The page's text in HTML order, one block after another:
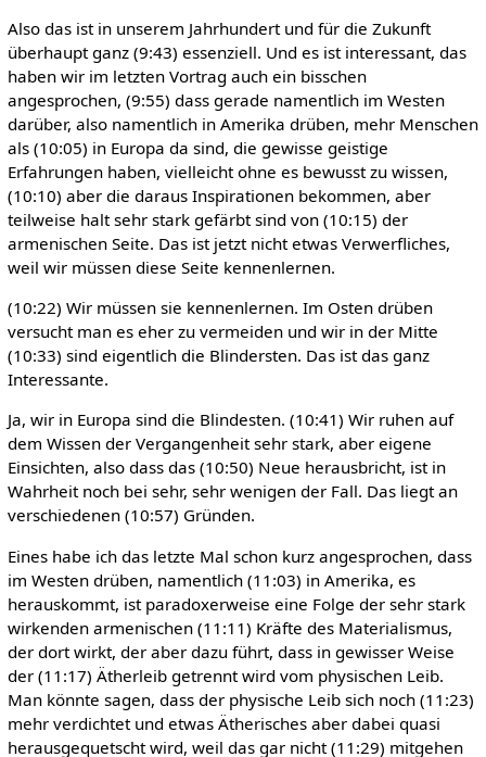
Also das ist in unserem Jahrhundert und für die Zukunft
überhaupt ganz (9:43) essenziell. Und es ist interessant, das
haben wir im letzten Vortrag auch ein bisschen
angesprochen, (9:55) dass gerade namentlich im Westen
darüber, also namentlich in Amerika drüben, mehr Menschen
als (10:05) in Europa da sind, die gewisse geistige
Erfahrungen haben, vielleicht ohne es bewusst zu wissen,
(10:10) aber die daraus Inspirationen bekommen, aber
teilweise halt sehr stark gefärbt sind von (10:15) der
armenischen Seite. Das ist jetzt nicht etwas Verwerfliches,
weil wir müssen diese Seite kennenlernen.
(10:22) Wir müssen sie kennenlernen. Im Osten drüben
versucht man es eher zu vermeiden und wir in der Mitte
(10:33) sind eigentlich die Blindersten. Das ist das ganz
Interessante.
Ja, wir in Europa sind die Blindesten. (10:41) Wir ruhen auf
dem Wissen der Vergangenheit sehr stark, aber eigene
Einsichten, also dass das (10:50) Neue herausbricht, ist in
Wahrheit noch bei sehr, sehr wenigen der Fall. Das liegt an
verschiedenen (10:57) Gründen.
Eines habe ich das letzte Mal schon kurz angesprochen, dass
im Westen drüben, namentlich (11:03) in Amerika, es
herauskommt, ist paradoxerweise eine Folge der sehr stark
wirkenden armenischen (11:11) Kräfte des Materialismus,
der dort wirkt, der aber dazu führt, dass in gewisser Weise
der (11:17) Ätherleib getrennt wird vom physischen Leib.
Man könnte sagen, dass der physische Leib sich noch (11:23)
mehr verdichtet und etwas Ätherisches aber dabei quasi
herausgequetscht wird, weil das gar nicht (11:29) mitgehen